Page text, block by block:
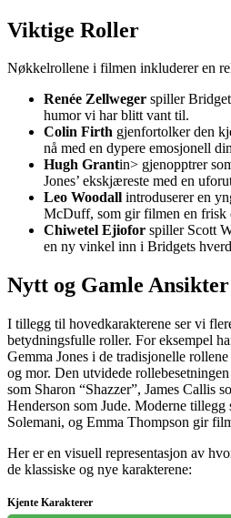
Viktige Roller
Nøkkelrollene i filmen inkluderer en
Renée Zellweger spiller
humor vi har blitt vant til.
Colin Firth gjenfortolker den
nå med en dypere emosjonell
Hugh Grantin> gjenopptrer
Jones’ ekskjæreste med en
Leo Woodall introduserer en
McDuff, som gir filmen en frisk
Chiwetel Ejiofor spiller Scott
en ny vinkel inn i Bridgets
Nytt og Gamle Ansikter
I tillegg til hovedkarakterene ser vi
betydningsfulle roller. For eksempel
Gemma Jones i de tradisjonelle
og mor. Den utvidede
som Sharon “Shazzer”, James Callis
Henderson som Jude. Moderne tillegg
Solemani, og Emma Thompson gir
Her er en visuell representasjon av
de klassiske og nye karakterene:
Kjente Karakterer